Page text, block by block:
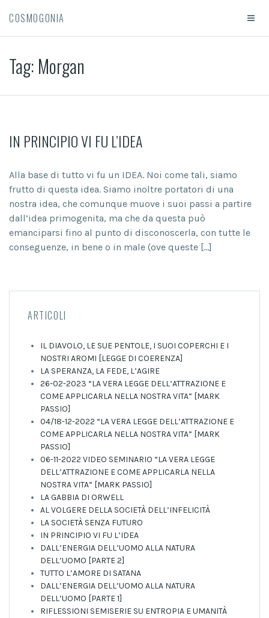
COSMOGONIA
Tag: Morgan
IN PRINCIPIO VI FU L’IDEA
Alla base di tutto vi fu un IDEA. Noi come tali, siamo
frutto di questa idea. Siamo inoltre portatori di una
nostra idea, che comunque muove i suoi passi a partire
dall’idea primogenita, ma che da questa può
emanciparsi fino al punto di disconoscerla, con tutte le
conseguenze, in bene o in male (ove queste […]
ARTICOLI
IL DIAVOLO, LE SUE PENTOLE, I SUOI COPERCHI E I
NOSTRI AROMI [LEGGE DI COERENZA]
LA SPERANZA, LA FEDE, L’AGIRE
26-02-2023 “LA VERA LEGGE DELL’ATTRAZIONE E
COME APPLICARLA NELLA NOSTRA VITA” [MARK
PASSIO]
04/18-12-2022 “LA VERA LEGGE DELL’ATTRAZIONE E
COME APPLICARLA NELLA NOSTRA VITA” [MARK
PASSIO]
06-11-2022 VIDEO SEMINARIO “LA VERA LEGGE
DELL’ATTRAZIONE E COME APPLICARLA NELLA
NOSTRA VITA” [MARK PASSIO]
LA GABBIA DI ORWELL
AL VOLGERE DELLA SOCIETÀ DELL’INFELICITÀ
LA SOCIETÀ SENZA FUTURO
IN PRINCIPIO VI FU L’IDEA
DALL’ENERGIA DELL’UOMO ALLA NATURA
DELL’UOMO [PARTE 2]
TUTTO L’AMORE DI SATANA
DALL’ENERGIA DELL’UOMO ALLA NATURA
DELL’UOMO [PARTE 1]
RIFLESSIONI SEMISERIE SU ENTROPIA E UMANITÀ